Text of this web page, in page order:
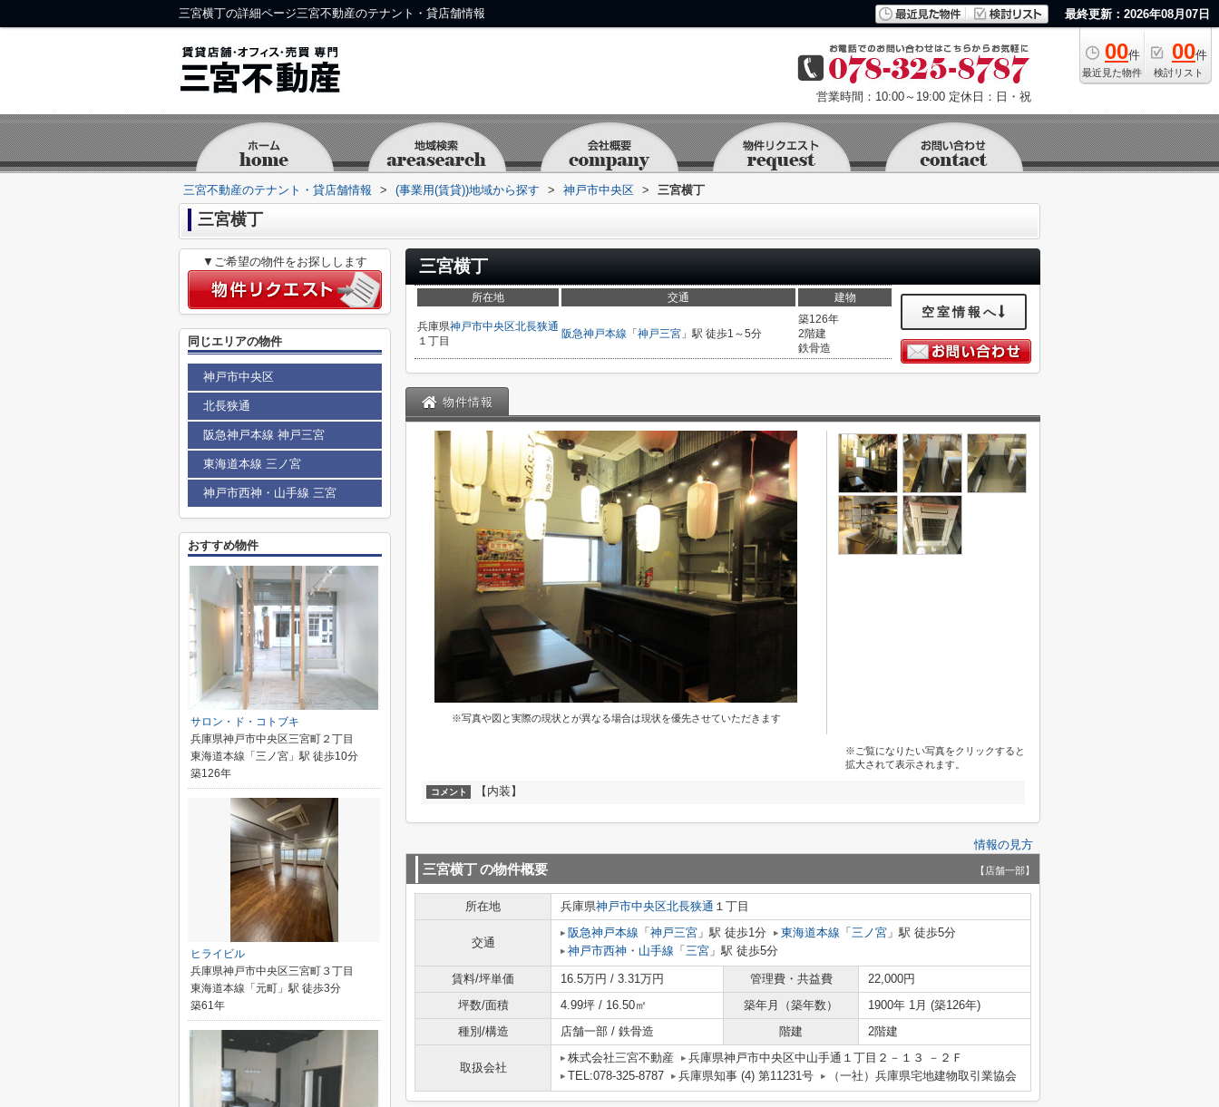
三宮横丁の詳細ページ三宮不動産のテナント・貸店舗情報 最終更新：2026年08月07日
00件
最近見た物件
00件
検討リスト
営業時間：10:00～19:00 定休日：日・祝
三宮不動産のテナント・貸店舗情報 > (事業用(賃貸))地域から探す > 神戸市中央区 > 三宮横丁
三宮横丁
三宮横丁
所在地 交通 建物
兵庫県神戸市中央区北長狭通
１丁目
阪急神戸本線 「 神戸三宮 」駅 徒歩1～5分
築126年
2階建
鉄骨造
空室情報へ
物件情報
※写真や図と実際の現状とが異なる場合は現状を優先させていただきます
※ご覧になりたい写真をクリックすると
拡大されて表示されます。
コメント 【内装】
情報の見方
三宮横丁の物件概要 【店舗一部】
所在地 兵庫県神戸市中央区北長狭通 １丁目
交通
阪急神戸本線 「 神戸三宮 」駅 徒歩1分 東海道本線 「 三ノ宮 」駅 徒歩5分
神戸市西神・山手線 「 三宮 」駅 徒歩5分
賃料/坪単価 16.5万円 / 3.31万円 管理費・共益費
22,000円
坪数/面積
4.99坪 / 16.50㎡ 築年月（築年数）
1900年 1月 (築126年)
種別/構造
店舗一部 / 鉄骨造 階建 2階建
取扱会社
株式会社三宮不動産
兵庫県神戸市中央区中山手通１丁目２－１３ －２Ｆ
TEL:078-325-8787
兵庫県知事 (4) 第11231号 （一社）兵庫県宅地建物取引業協会
▼ご希望の物件をお探しします
同じエリアの物件
神戸市中央区
北長狭通
阪急神戸本線 神戸三宮
東海道本線 三ノ宮
神戸市西神・山手線 三宮
おすすめ物件
サロン・ド・コトブキ
兵庫県神戸市中央区三宮町２丁目
東海道本線「三ノ宮」駅 徒歩10分
築126年
ヒライビル
兵庫県神戸市中央区三宮町３丁目
東海道本線「元町」駅 徒歩3分
築61年